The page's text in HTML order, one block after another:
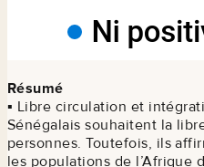
Résumé
▪ Libre circulation et
Sénégalais souhaitent la
personnes. Toutefois, ils
les populations de l’Afrique